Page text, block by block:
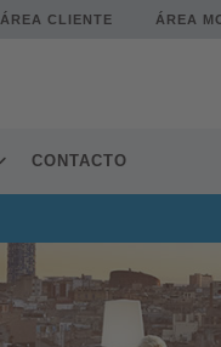
ÁREA CLIENTE ÁREA
CONTACTO